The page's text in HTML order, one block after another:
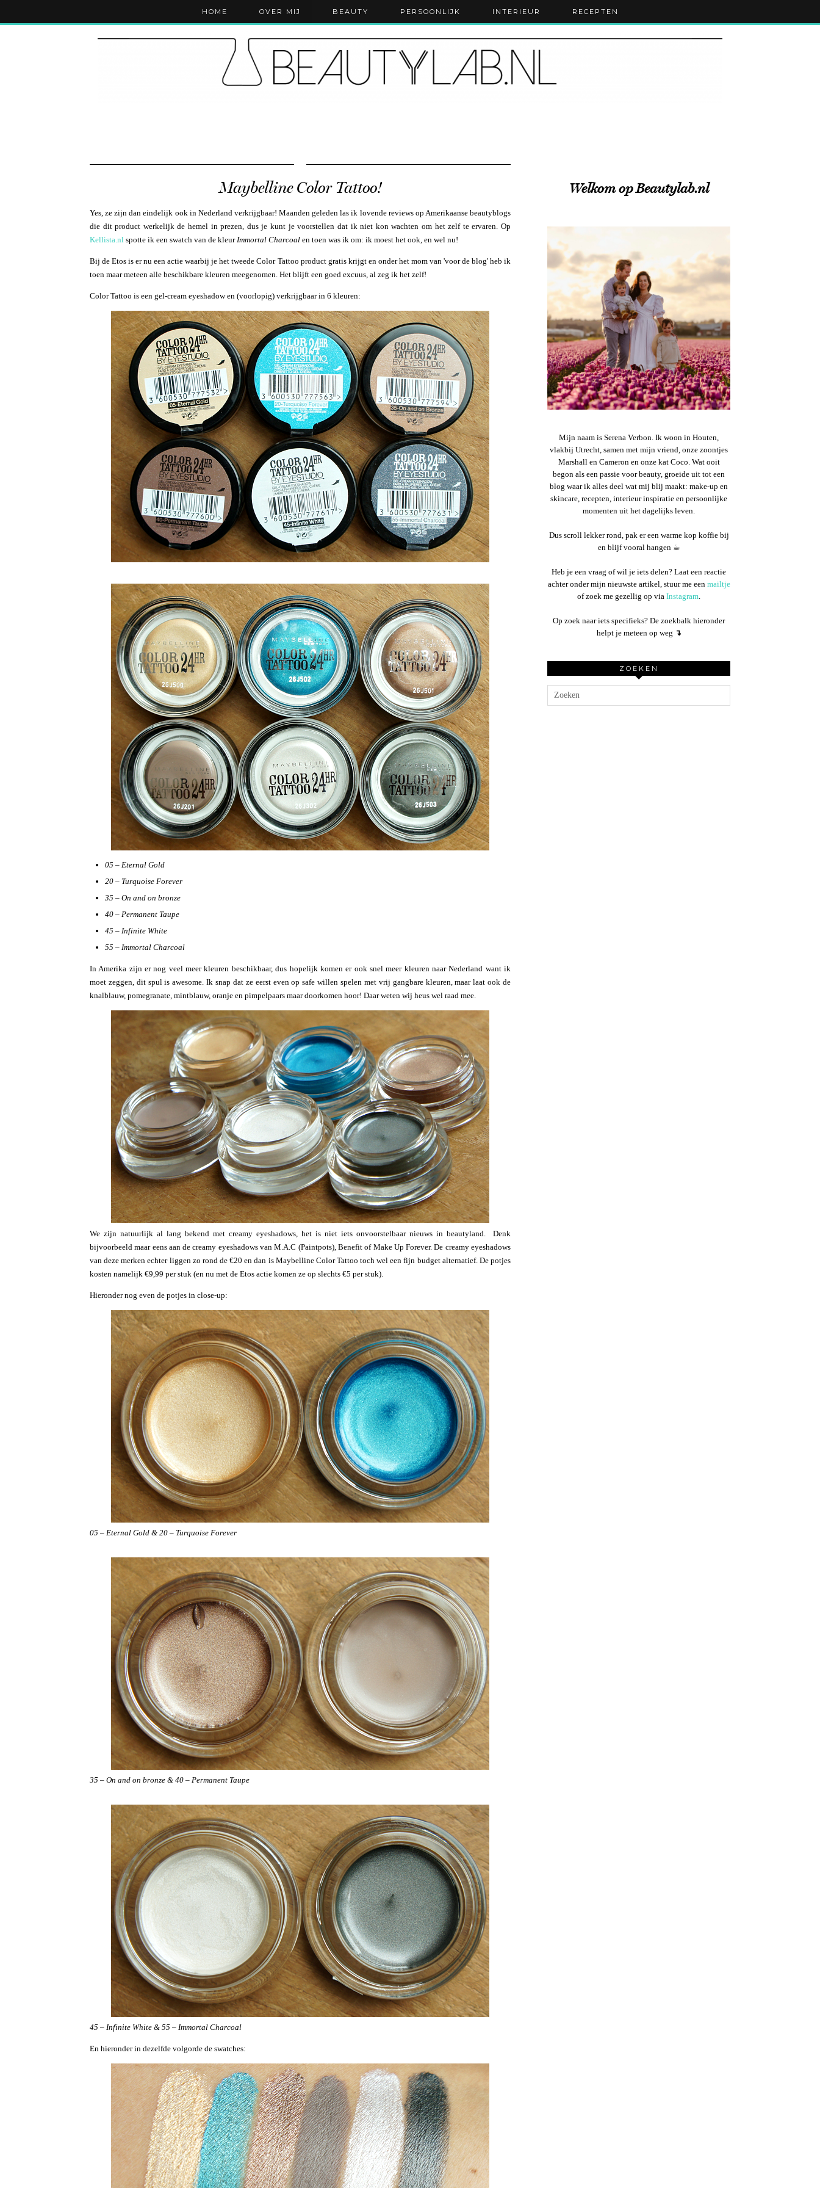
HOME OVER MIJ BEAUTY PERSOONLIJK INTERIEUR RECEPTEN
Maybelline Color Tattoo!
Yes, ze zijn dan eindelijk ook in Nederland verkrijgbaar! Maanden geleden las ik lovende reviews op Amerikaanse beautyblogs
die dit product werkelijk de hemel in prezen, dus je kunt je voorstellen dat ik niet kon wachten om het zelf te ervaren. Op
Kellista.nl spotte ik een swatch van de kleurImmortal Charcoal en toen was ik om: ik moest het ook, en wel nu!
Bij de Etos is er nu een actie waarbij je het tweede Color Tattoo product gratis krijgt en onder het mom van 'voor de blog' heb ik
toen maar meteen alle beschikbare kleuren meegenomen. Het blijft een goed excuus, al zeg ik het zelf!
Color Tattoo is een gel-cream eyeshadow en (voorlopig) verkrijgbaar in 6 kleuren:
05 – Eternal Gold
20 – Turquoise Forever
35 – On and on bronze
40 – Permanent Taupe
45 – Infinite White
55 – Immortal Charcoal
In Amerika zijn er nog veel meer kleuren beschikbaar, dus hopelijk komen er ook snel meer kleuren naar Nederland want ik
moet zeggen, dit spul is awesome. Ik snap dat ze eerst even op safe willen spelen met vrij gangbare kleuren, maar laat ook de
knalblauw, pomegranate, mintblauw, oranje en pimpelpaars maar doorkomen hoor! Daar weten wij heus wel raad mee.
We zijn natuurlijk al lang bekend met creamy eyeshadows, het is niet iets onvoorstelbaar nieuws in beautyland. Denk
bijvoorbeeld maar eens aan de creamy eyeshadows van M.A.C (Paintpots), Benefit of Make Up Forever. De creamy eyeshadows
van deze merken echter liggen zo rond de €20 en dan is Maybelline Color Tattoo toch wel een fijn budget alternatief. De potjes
kosten namelijk €9,99 per stuk (en nu met de Etos actie komen ze op slechts €5 per stuk).
Hieronder nog even de potjes in close-up:
05 – Eternal Gold & 20 – Turquoise Forever
35 – On and on bronze & 40 – Permanent Taupe
45 – Infinite White & 55 – Immortal Charcoal
En hieronder in dezelfde volgorde de swatches:
Welkom op Beautylab.nl
Mijn naam is Serena Verbon. Ik woon in Houten,
vlakbij Utrecht, samen met mijn vriend, onze zoontjes
Marshall en Cameron en onze kat Coco. Wat ooit
begon als een passie voor beauty, groeide uit tot een
blog waar ik alles deel wat mij blij maakt: make-up en
skincare, recepten, interieur inspiratie en persoonlijke
momenten uit het dagelijks leven.
Dus scroll lekker rond, pak er een warme kop koffie bij
en blijf vooral hangen ☕︎
Heb je een vraag of wil je iets delen? Laat een reactie
achter onder mijn nieuwste artikel, stuur me een mailtje
of zoek me gezellig op via Instagram.
Op zoek naar iets specifieks? De zoekbalk hieronder
helpt je meteen op weg ↴
ZOEKEN